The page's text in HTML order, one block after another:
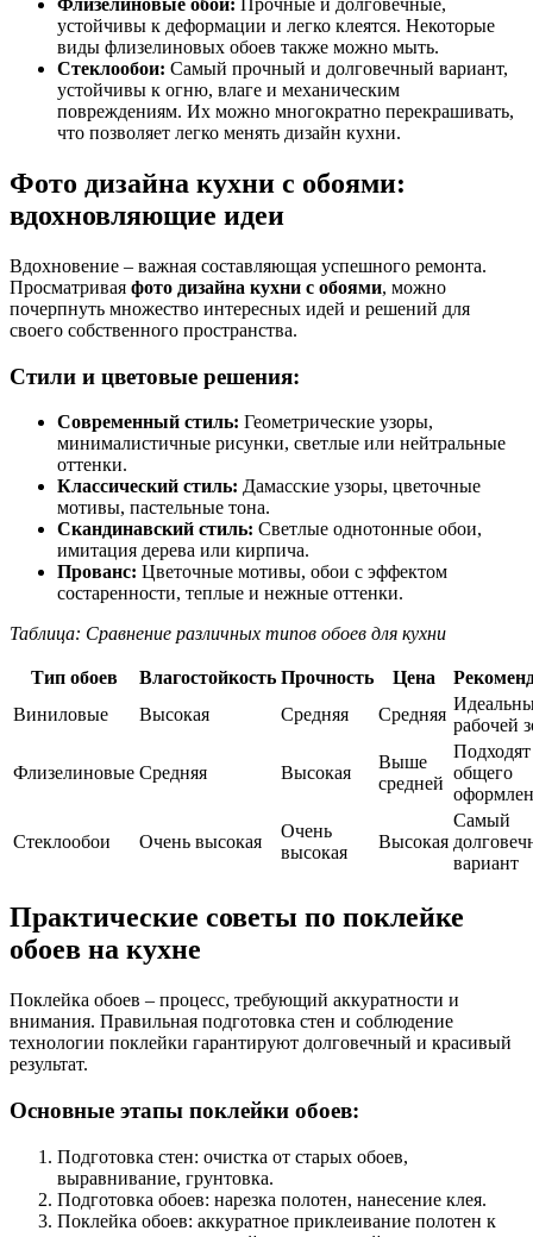
Флизелиновые обои: Прочные и долговечные,
устойчивы к деформации и легко клеятся. Некоторые
виды флизелиновых обоев также можно мыть.
Стеклообои: Самый прочный и долговечный вариант,
устойчивы к огню, влаге и механическим
повреждениям. Их можно многократно перекрашивать,
что позволяет легко менять дизайн кухни.
Фото дизайна кухни с обоями:
вдохновляющие идеи
Вдохновение – важная составляющая успешного ремонта.
Просматривая фото дизайна кухни с обоями, можно
почерпнуть множество интересных идей и решений для
своего собственного пространства.
Стили и цветовые решения:
Современный стиль: Геометрические узоры,
минималистичные рисунки, светлые или нейтральные
оттенки.
Классический стиль: Дамасские узоры, цветочные
мотивы, пастельные тона.
Скандинавский стиль: Светлые однотонные обои,
имитация дерева или кирпича.
Прованс: Цветочные мотивы, обои с эффектом
состаренности, теплые и нежные оттенки.
Таблица: Сравнение различных типов обоев для кухни
Тип обоев Влагостойкость Прочность Цена
Виниловые
Высокая Средняя Средняя
рабочей
Флизелиновые Средняя Высокая
Выше
средней
общего
Стеклообои Очень высокая
Очень
высокая
Высокая
Самый
вариант
Практические советы по поклейке
обоев на кухне
Поклейка обоев – процесс, требующий аккуратности и
внимания. Правильная подготовка стен и соблюдение
технологии поклейки гарантируют долговечный и красивый
результат.
Основные этапы поклейки обоев:
Подготовка стен: очистка от старых обоев,
выравнивание, грунтовка.
Подготовка обоев: нарезка полотен, нанесение клея.
Поклейка обоев: аккуратное приклеивание полотен к